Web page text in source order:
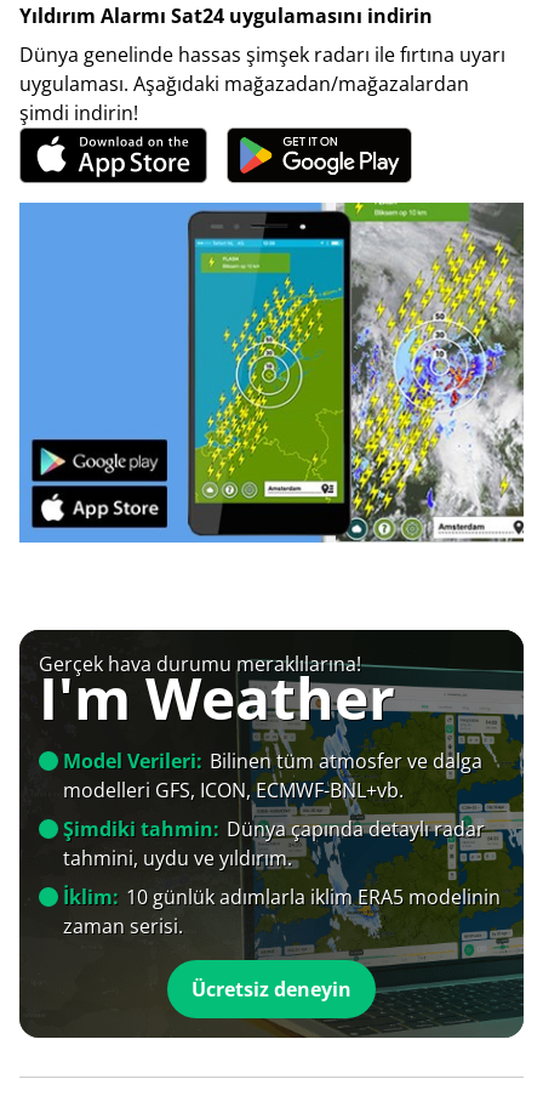
Yıldırım Alarmı Sat24 uygulamasını indirin
Dünya genelinde hassas şimşek radarı ile fırtına uyarı
uygulaması. Aşağıdaki mağazadan/mağazalardan
şimdi indirin!
Gerçek hava durumu meraklılarına!
I'm Weather
Model Verileri: Bilinen tüm atmosfer ve dalga
modelleri GFS, ICON, ECMWF-BNL+vb.
Şimdiki tahmin: Dünya çapında detaylı radar
tahmini, uydu ve yıldırım.
İklim: 10 günlük adımlarla iklim ERA5 modelinin
zaman serisi.
Ücretsiz deneyin